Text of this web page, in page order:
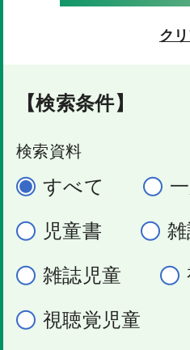
ク
【検索条件】
検索資料
すべて
児童書
雑誌児童
視聴覚児童